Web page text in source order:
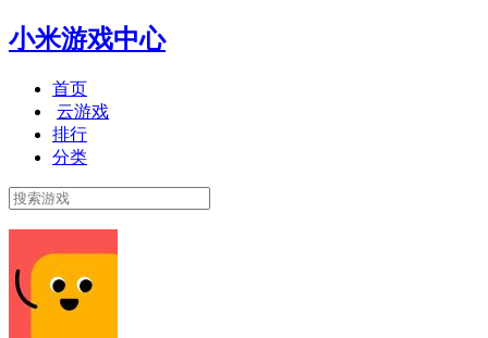
小米游戏中心
首页
云游戏
排行
分类